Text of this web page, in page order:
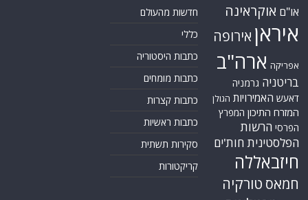
או"ם אוקראינה
איראן אירופה
אפריקה ארה"ב
בריטניה גרמניה
דאעש האמירויות הגולן
המזרח התיכון המפרץ
הפרסי הרשות
הפלסטינית חות'ים
חיזבאללה
חמאס טורקיה
חדשות מהעולם
כללי
כתבות היסטוריה
כתבות מומחים
כתבות קצרות
כתבות ראשיות
סקירות תשתית
קריקטורות